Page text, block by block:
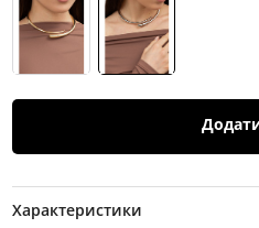
Характеристики